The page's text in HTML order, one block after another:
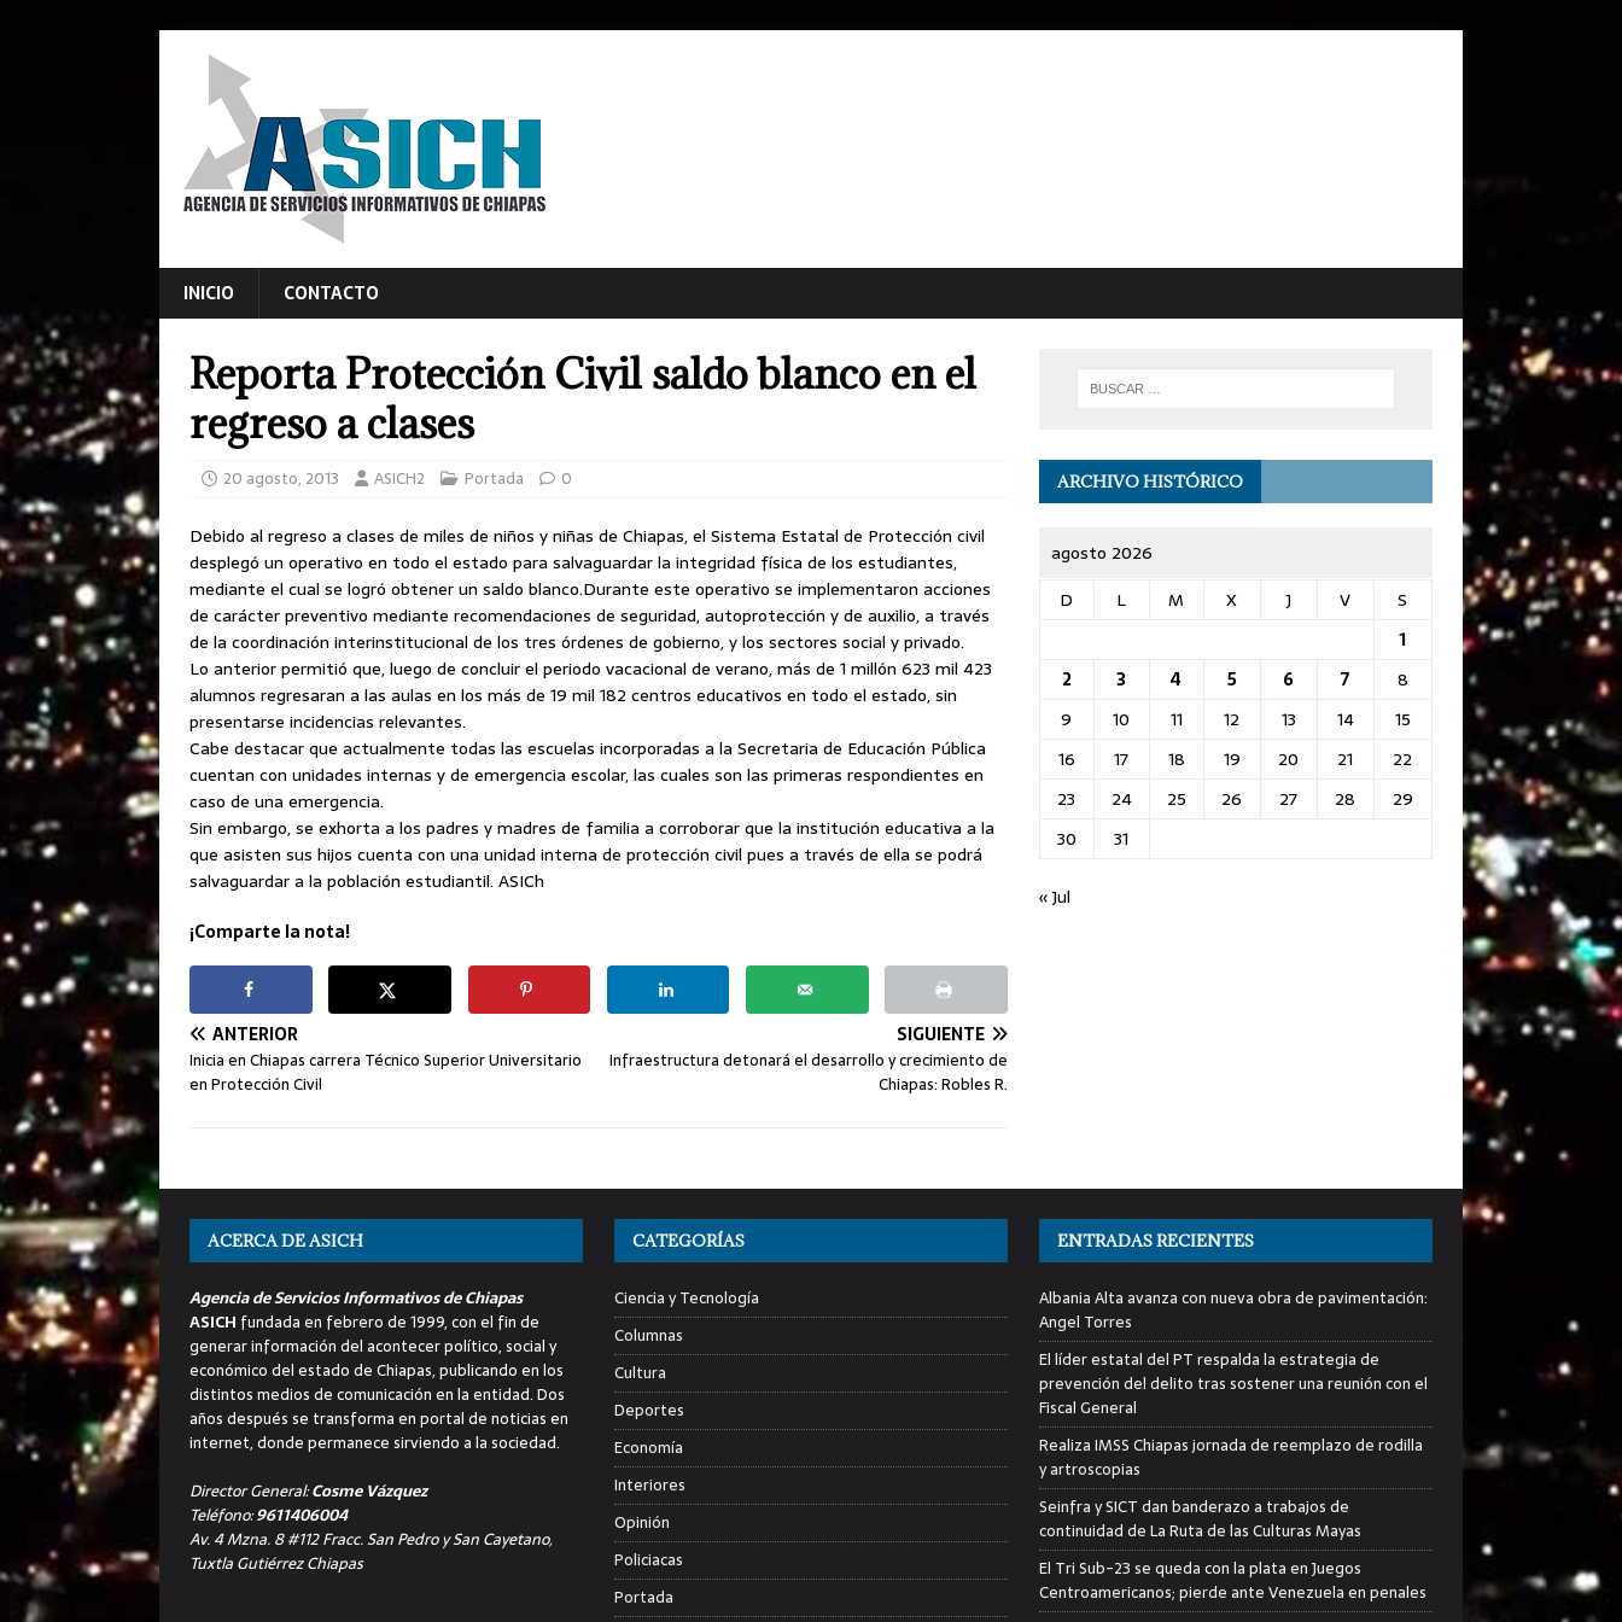
INICIO CONTACTO
Reporta Protección Civil saldo blanco en el
regreso a clases
20 agosto, 2013 ASICH2 Portada 0
Debido al regreso a clases de miles de niños y niñas de Chiapas, el Sistema Estatal de Protección civil
desplegó un operativo en todo el estado para salvaguardar la integridad física de los estudiantes,
mediante el cual se logró obtener un saldo blanco.Durante este operativo se implementaron acciones
de carácter preventivo mediante recomendaciones de seguridad, autoprotección y de auxilio, a través
de la coordinación interinstitucional de los tres órdenes de gobierno, y los sectores social y privado.
Lo anterior permitió que, luego de concluir el periodo vacacional de verano, más de 1 millón 623 mil 423
alumnos regresaran a las aulas en los más de 19 mil 182 centros educativos en todo el estado, sin
presentarse incidencias relevantes.
Cabe destacar que actualmente todas las escuelas incorporadas a la Secretaria de Educación Pública
cuentan con unidades internas y de emergencia escolar, las cuales son las primeras respondientes en
caso de una emergencia.
Sin embargo, se exhorta a los padres y madres de familia a corroborar que la institución educativa a la
que asisten sus hijos cuenta con una unidad interna de protección civil pues a través de ella se podrá
salvaguardar a la población estudiantil. ASICh
¡Comparte la nota!
ANTERIOR
Inicia en Chiapas carrera Técnico Superior Universitario
en Protección Civil
SIGUIENTE
Infraestructura detonará el desarrollo y crecimiento de
Chiapas: Robles R.
ARCHIVO HISTÓRICO
agosto 2026
D
L M X J V
S
1
2
3 4 5 6 7
8
9
10 11 12 13 14
15
16
17 18 19 20 21
22
23
24 25 26 27 28
29
30
31
« Jul
ACERCA DE ASICH
Agencia de Servicios Informativos de Chiapas
ASICH fundada en febrero de 1999, con el fin de
generar información del acontecer político, social y
económico del estado de Chiapas, publicando en los
distintos medios de comunicación en la entidad. Dos
años después se transforma en portal de noticias en
internet, donde permanece sirviendo a la sociedad.
Director General:Cosme Vázquez
Teléfono:9611406004
Av. 4 Mzna. 8 #112 Fracc. San Pedro y San Cayetano,
Tuxtla Gutiérrez Chiapas
CATEGORÍAS
Ciencia y Tecnología
Columnas
Cultura
Deportes
Economía
Interiores
Opinión
Policiacas
Portada
ENTRADAS RECIENTES
Albania Alta avanza con nueva obra de pavimentación:
Angel Torres
El líder estatal del PT respalda la estrategia de
prevención del delito tras sostener una reunión con el
Fiscal General
Realiza IMSS Chiapas jornada de reemplazo de rodilla
y artroscopias
Seinfra y SICT dan banderazo a trabajos de
continuidad de La Ruta de las Culturas Mayas
El Tri Sub-23 se queda con la plata en Juegos
Centroamericanos; pierde ante Venezuela en penales